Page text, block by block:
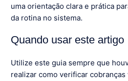
uma orientação clara e prática
da rotina no sistema.
Quando usar este artigo
Utilize este guia sempre que
realizar como verificar